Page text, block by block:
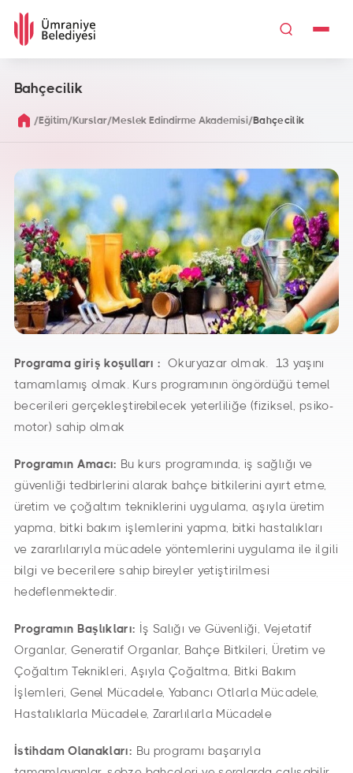
Bahçecilik
/Eğitim/Kurslar/Meslek Edindirme Akademisi/Bahçecilik
Programa giriş koşulları : Okuryazar olmak. 13 yaşını
tamamlamış olmak. Kurs programının öngördüğü temel
becerileri gerçekleştirebilecek yeterliliğe (fiziksel, psiko-
motor) sahip olmak
Programın Amacı: Bu kurs programında, iş sağlığı ve
güvenliği tedbirlerini alarak bahçe bitkilerini ayırt etme,
üretim ve çoğaltım tekniklerini uygulama, aşıyla üretim
yapma, bitki bakım işlemlerini yapma, bitki hastalıkları
ve zararlılarıyla mücadele yöntemlerini uygulama ile ilgili
bilgi ve becerilere sahip bireyler yetiştirilmesi
hedeflenmektedir.
Programın Başlıkları:
İş Salığı ve Güvenliği, Vejetatif
Organlar, Generatif Organlar, Bahçe Bitkileri, Üretim ve
Çoğaltım Teknikleri, Aşıyla Çoğaltma, Bitki Bakım
İşlemleri, Genel Mücadele, Yabancı Otlarla Mücadele,
Hastalıklarla Mücadele, Zararlılarla Mücadele
İstihdam Olanakları: Bu programı başarıyla